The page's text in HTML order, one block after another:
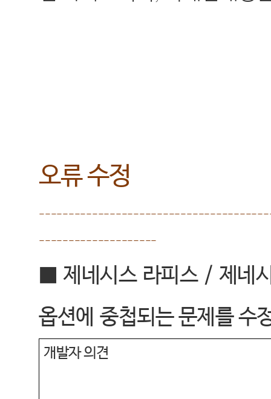
오류 수정
--------------------
제네시스 라피스/ 제네
옵션에 중첩되는 문제를 수
개발자 의견